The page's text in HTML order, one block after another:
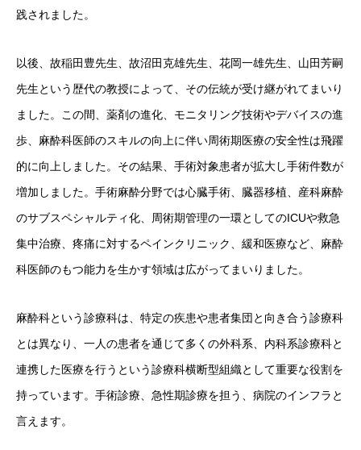
践されました。
以後、故稲田豊先生、故沼田克雄先生、花岡一雄先生、山田芳嗣
先生という歴代の教授によって、その伝統が受け継がれてまいり
ました。この間、薬剤の進化、モニタリング技術やデバイスの進
歩、麻酔科医師のスキルの向上に伴い周術期医療の安全性は飛躍
的に向上しました。その結果、手術対象患者が拡大し手術件数が
増加しました。手術麻酔分野では心臓手術、臓器移植、産科麻酔
のサブスペシャルティ化、周術期管理の一環としてのICUや救急
集中治療、疼痛に対するペインクリニック、緩和医療など、麻酔
科医師のもつ能力を生かす領域は広がってまいりました。
麻酔科という診療科は、特定の疾患や患者集団と向き合う診療科
とは異なり、一人の患者を通じて多くの外科系、内科系診療科と
連携した医療を行うという診療科横断型組織として重要な役割を
持っています。手術診療、急性期診療を担う、病院のインフラと
言えます。